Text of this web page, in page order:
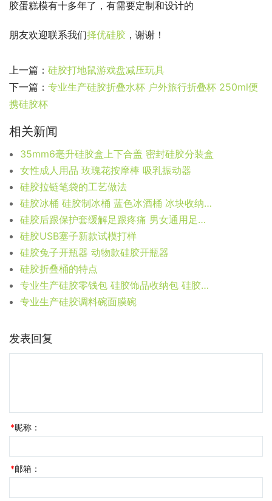
胶蛋糕模有十多年了，有需要定制和设计的
朋友欢迎联系我们择优硅胶 ，谢谢！
上一篇： 硅胶打地鼠游戏盘减压玩具
下一篇： 专业生产硅胶折叠水杯 户外旅行折叠杯 250ml便
携硅胶杯
相关新闻
35mm6毫升硅胶盒上下合盖 密封硅胶分装盒
女性成人用品 玫瑰花按摩棒 吸乳振动器
硅胶拉链笔袋的工艺做法
硅胶冰桶 硅胶制冰桶 蓝色冰酒桶 冰块收纳桶-比较热销产品
硅胶后跟保护套缓解足跟疼痛 男女通用足跟防裂套防磨套鞋垫
硅胶USB塞子新款试模打样
硅胶兔子开瓶器 动物款硅胶开瓶器
硅胶折叠桶的特点
专业生产硅胶零钱包 硅胶饰品收纳包 硅胶钥匙包定制
专业生产硅胶调料碗面膜碗
发表回复
*昵称：
*邮箱：